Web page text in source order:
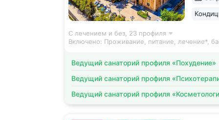
С лечением и без, 23 профиля
Включено: Проживание, питание, лечение*,
Ведущий санаторий профиля «Похудение»
Ведущий санаторий профиля
Ведущий санаторий профиля